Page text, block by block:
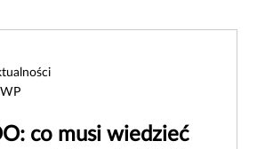
co musi wiedzieć